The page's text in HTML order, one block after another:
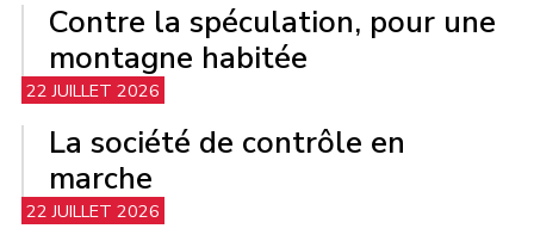
Contre la spéculation, pour une
montagne habitée
22 JUILLET 2026
La société de contrôle en
marche
22 JUILLET 2026